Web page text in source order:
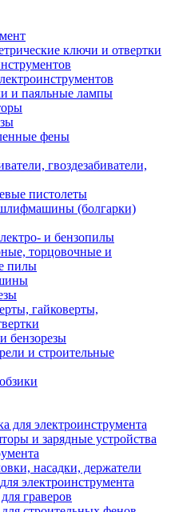
ключи и отвертки
и паяльные лампы
фены
гвоздезабиватели,
пистолеты
(болгарки)
и бензопилы
торцовочные и
пилы
гайковерты,
бензорезы
и строительные
для электроинструмента
и зарядные устройства
насадки, держатели
электроинструмента
граверов